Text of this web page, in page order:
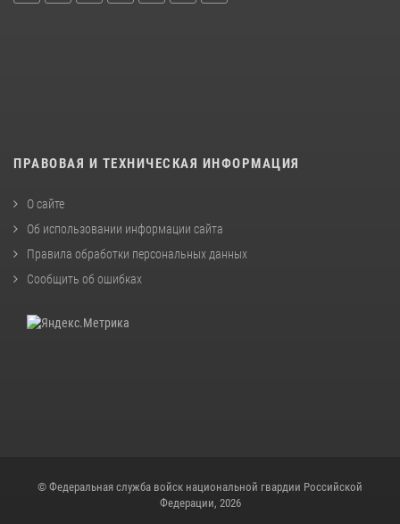
ПРАВОВАЯ И ТЕХНИЧЕСКАЯ ИНФОРМАЦИЯ
О сайте
Об использовании информации сайта
Правила обработки персональных данных
Сообщить об ошибках
© Федеральная служба войск национальной гвардии Российской
Федерации, 2026